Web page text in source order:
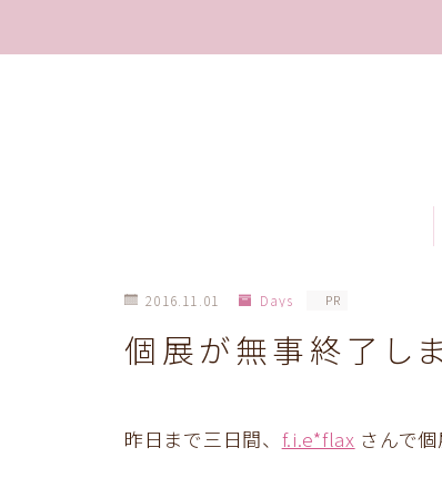
2016.11.01 Days PR
個展が無事終了しま
昨日まで三日間、 f.i.e*flax さんで